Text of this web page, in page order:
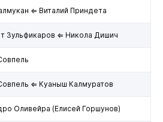
⇐ Виталий Приндета
Зульфикаров ⇐ Никола Дишич
⇐ Куаныш Калмуратов
Оливейра (Елисей Горшунов)